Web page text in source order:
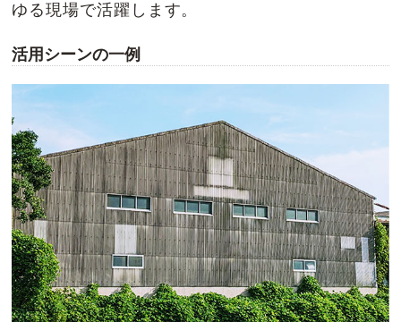
ゆる現場で活躍します。
活用シーンの一例